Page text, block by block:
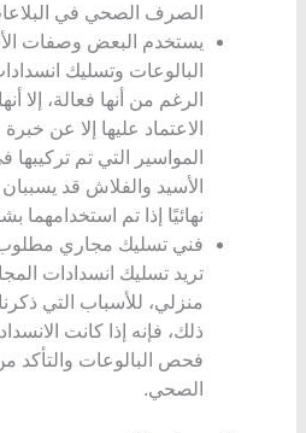
الصرف الصحي في
يستخدم البعض وصفات
البالوعات وتسليك
الرغم من أنها فعالة، إلا
الاعتماد عليها إلا عن
المواسير التي تم
الأسيد والفلاش قد
نهائيًا إذا تم
فني تسليك مجاري
تريد تسليك انسدادات
منزلي، للأسباب التي
ذلك، فإنه إذا كانت
فحص البالوعات
الصحي.